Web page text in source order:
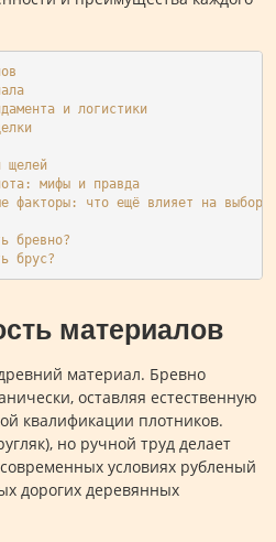
и логистики
щелей
мифы и правда
факторы: что ещё влияет на выбор
бревно?
брус?
материалов
материал. Бревно
оставляя естественную
квалификации плотников.
но ручной труд делает
условиях рубленый
дорогих деревянных